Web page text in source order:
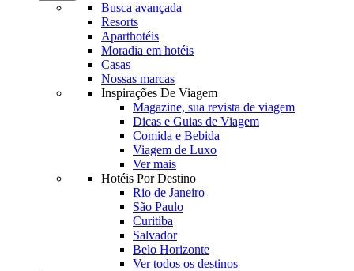
Busca avançada
Resorts
Aparthotéis
Moradia em hotéis
Casas
Nossas marcas
Inspirações De Viagem
Magazine, sua revista de viagem
Dicas e Guias de Viagem
Comida e Bebida
Viagem de Luxo
Ver mais
Hotéis Por Destino
Rio de Janeiro
São Paulo
Curitiba
Salvador
Belo Horizonte
Ver todos os destinos